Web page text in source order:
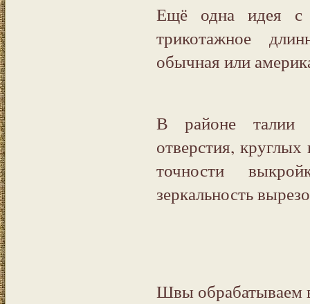
Ещё одна идея с
трикотажное
обычная или
В районе талии
отверстия,
точности
зеркальность
Швы обрабатываем